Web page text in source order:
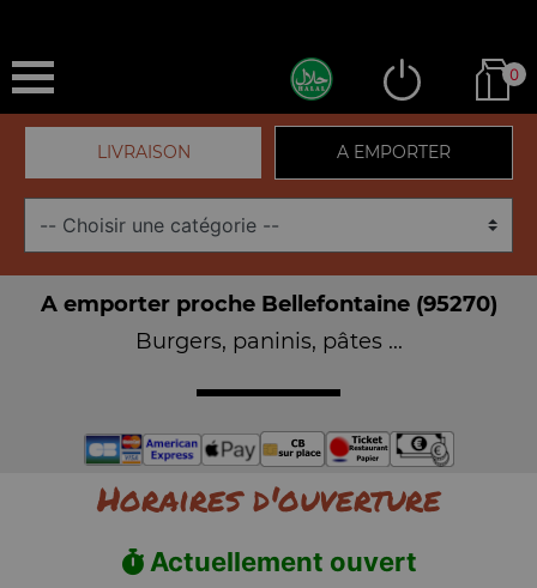
0
LIVRAISON A EMPORTER
A emporter proche Bellefontaine (95270)
Burgers, paninis, pâtes ...
Horaires d'ouverture
Actuellement ouvert